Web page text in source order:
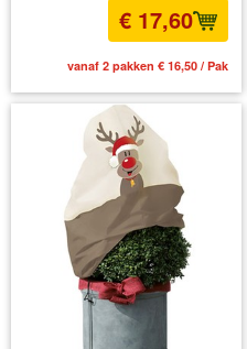
€ 17,60
vanaf 2 pakken € 16,50 / Pak